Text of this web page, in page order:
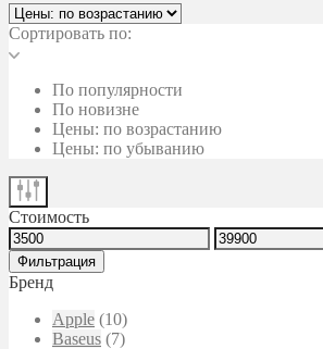
Сортировать по:
По популярности
По новизне
Цены: по возрастанию
Цены: по убыванию
Стоимость
Минимальная
цена
Максимальная
цена
Фильтрация
Бренд
Apple (10)
Baseus (7)